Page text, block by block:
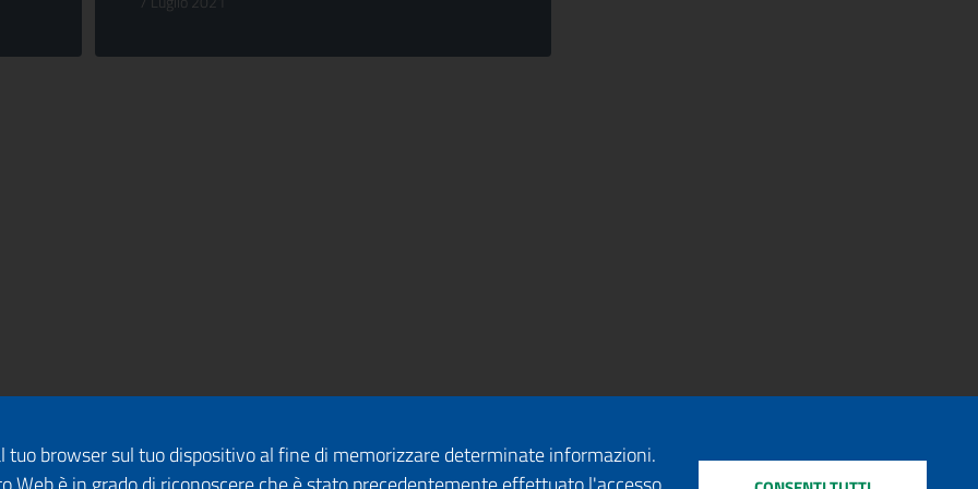
browser sul tuo dispositivo al fine di memorizzare determinate informazioni.